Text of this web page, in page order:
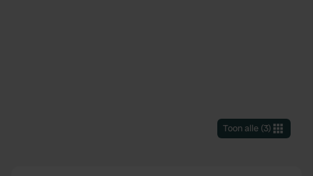
Toon alle(3)